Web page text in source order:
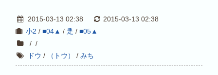
2015-03-13 02:38
2015-03-13 02:38
小2 / ■04▲ / 辵 / ■05▲
/ /
ドウ / （トウ） /みち